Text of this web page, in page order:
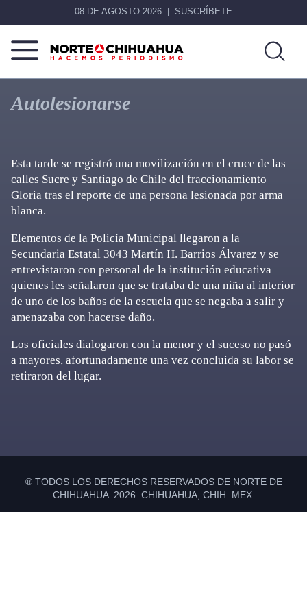
08 DE AGOSTO 2026 SUSCRÍBETE
Norte
De
Chihuahua
Más
que
noticias,
Autolesionarse
Esta tarde se registró una movilización en el cruce de las
calles Sucre y Santiago de Chile del fraccionamiento
Gloria tras el reporte de una persona lesionada por arma
blanca.
Elementos de la Policía Municipal llegaron a la
Secundaria Estatal 3043 Martín H. Barrios Álvarez y se
entrevistaron con personal de la institución educativa
quienes les señalaron que se trataba de una niña al interior
de uno de los baños de la escuela que se negaba a salir y
amenazaba con hacerse daño.
Los oficiales dialogaron con la menor y el suceso no pasó
a mayores, afortunadamente una vez concluida su labor se
retiraron del lugar.
® TODOS LOS DERECHOS RESERVADOS DE NORTE DE
CHIHUAHUA 2026 CHIHUAHUA, CHIH. MEX.